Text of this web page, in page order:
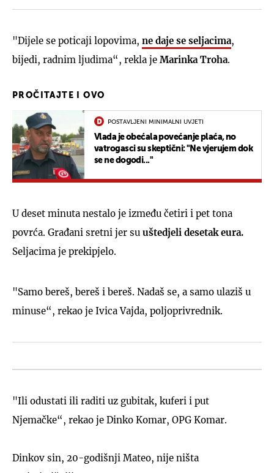
"Dijele se poticaji lopovima, ne daje se seljacima,
bijedi, radnim ljudima“, rekla je Marinka Troha.
PROČITAJTE I OVO
POSTAVLJENI MINIMALNI UVJETI
Vlada je obećala povećanje plaća, no
vatrogasci su skeptični: "Ne vjerujem dok
se ne dogodi..."
U deset minuta nestalo je između četiri i pet tona
povrća. Građani sretni jer su uštedjeli desetak eura.
Seljacima je prekipjelo.
"Samo bereš, bereš i bereš. Nadaš se, a samo ulaziš u
minuse“, rekao je Ivica Vajda, poljoprivrednik.
"Ili odustati ili raditi uz gubitak, kuferi i put
Njemačke“, rekao je Dinko Komar, OPG Komar.
Dinkov sin, 20-godišnji Mateo, nije ništa